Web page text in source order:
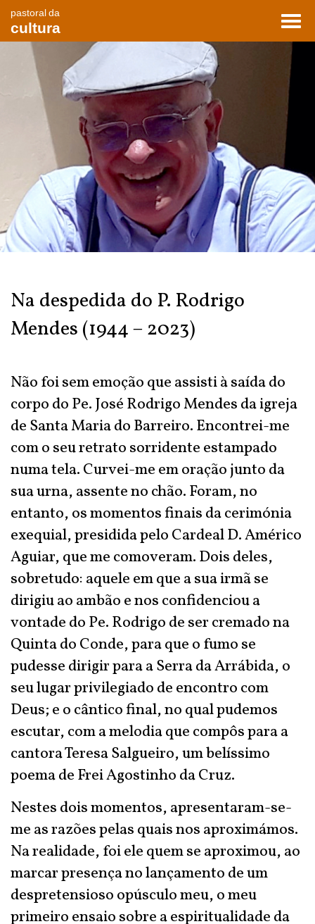
pastoral da
cultura
Na despedida do P. Rodrigo
Mendes (1944 – 2023)
Não foi sem emoção que assisti à saída do
corpo do Pe. José Rodrigo Mendes da igreja
de Santa Maria do Barreiro. Encontrei-me
com o seu retrato sorridente estampado
numa tela. Curvei-me em oração junto da
sua urna, assente no chão. Foram, no
entanto, os momentos finais da cerimónia
exequial, presidida pelo Cardeal D. Américo
Aguiar, que me comoveram. Dois deles,
sobretudo: aquele em que a sua irmã se
dirigiu ao ambão e nos confidenciou a
vontade do Pe. Rodrigo de ser cremado na
Quinta do Conde, para que o fumo se
pudesse dirigir para a Serra da Arrábida, o
seu lugar privilegiado de encontro com
Deus; e o cântico final, no qual pudemos
escutar, com a melodia que compôs para a
cantora Teresa Salgueiro, um belíssimo
poema de Frei Agostinho da Cruz.
Nestes dois momentos, apresentaram-se-
me as razões pelas quais nos aproximámos.
Na realidade, foi ele quem se aproximou, ao
marcar presença no lançamento de um
despretensioso opúsculo meu, o meu
primeiro ensaio sobre a espiritualidade da